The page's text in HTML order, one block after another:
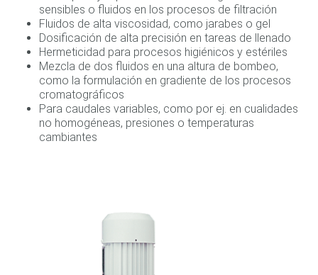
sensibles o fluidos en los procesos de filtración
Fluidos de alta viscosidad, como jarabes o gel
Dosificación de alta precisión en tareas de llenado
Hermeticidad para procesos higiénicos y estériles
Mezcla de dos fluidos en una altura de bombeo,
como la formulación en gradiente de los procesos
cromatográficos
Para caudales variables, como por ej. en cualidades
no homogéneas, presiones o temperaturas
cambiantes